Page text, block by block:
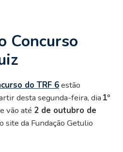
Concurso
do TRF 6estão
desta segunda-feira, dia 1º
vão até 2 de outubro de
site da Fundação Getulio